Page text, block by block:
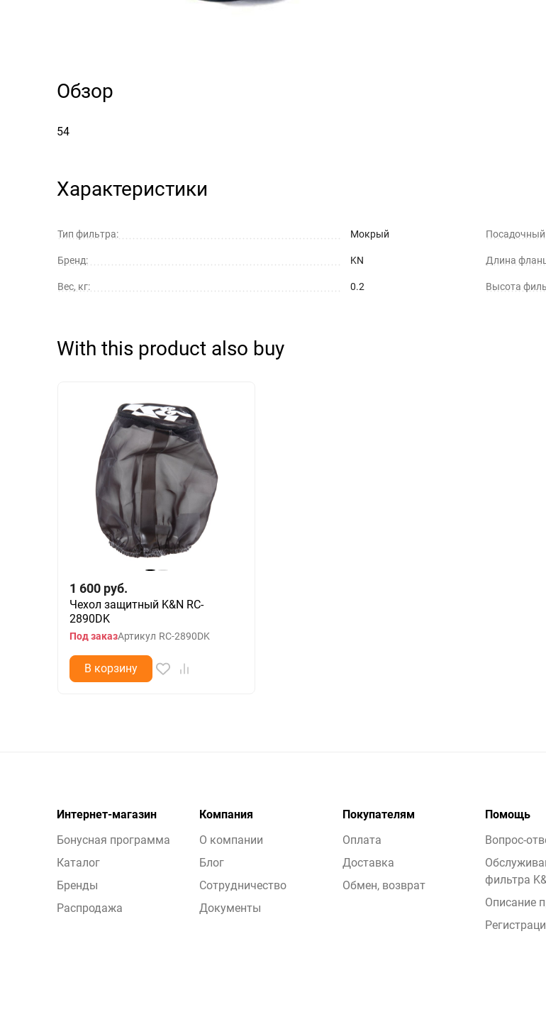
Обзор
54
Характеристики
Тип фильтра: Мокрый
Бренд: KN
Вес, кг: 0.2
Длина
Высота
With this product also buy
1 600 руб.
Чехол защитный K&N RC-
2890DK
Под заказАртикул RC-2890DK
В корзину
Интернет-магазин
Бонусная программа
Каталог
Бренды
Распродажа
Компания
О компании
Блог
Сотрудничество
Документы
Покупателям
Оплата
Доставка
Обмен, возврат
Помощь
Вопрос-
фильтра
Описание